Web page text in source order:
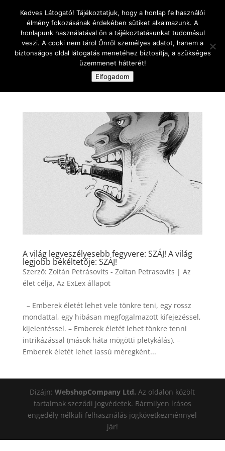
Oldal kiválasztása
A világ legveszélyesebb fegyvere: SZÁJ! A világ
legjobb békéltetője: SZÁJ!
Szerző: Zoltán Petrásovits - Zoltan Petrasovits | Az
élet célja, Az ExLex állapot
– Emberek életét lehet vele tönkre teni, egy rossz
mondattal, egy hibásan megfogalmazott kifejezéssel,
kijelentéssel. – Emberek életét lehet tönkre tenni
intrikázással (mások háta mögötti pletykálás). –
Emberek életét lehet lassú méregként...
Dizájn:WebshopCompany Ltd.Az oldalon közölt
tartalmak szeződi jogvédetek. Bármilyen írásos
engedély nélküli felhasználás jogkövetkezménnyel
jár!
Kedves Látogató! Tájékoztatjuk, hogy a honlap felhasználói
élmény fokozásának érdekében sütiket alkalmazunk. A
honlapunk használatával ön a tájékoztatásunkat tudomásul
veszi. A cooki nem tárol Önről személyes adatot, hanem a
biztonságos oldal látogatás menetéhez biztosítja, a szükséges
üzemmenet hátterét!
Elfogadom